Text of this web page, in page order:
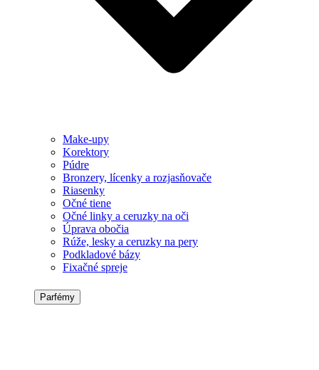
Make-upy
Korektory
Púdre
Bronzery, lícenky a rozjasňovače
Riasenky
Očné tiene
Očné linky a ceruzky na oči
Úprava obočia
Rúže, lesky a ceruzky na pery
Podkladové bázy
Fixačné spreje
Parfémy